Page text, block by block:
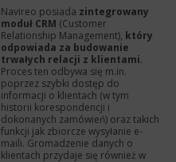
Navireo posiada zintegrowany
moduł CRM (Customer
Relationship Management), który
odpowiada za budowanie
trwałych relacji z klientami.
Proces ten odbywa się m.in.
poprzez szybki dostęp do
informacji o klientach (w tym
historii korespondencji i
dokonanych zamówień) oraz takich
funkcji jak zbiorcze wysyłanie e-
maili. Gromadzenie danych o
klientach przydaje się również w